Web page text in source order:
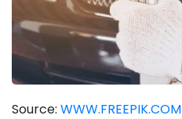
Source: WWW.FREEPIK.COM